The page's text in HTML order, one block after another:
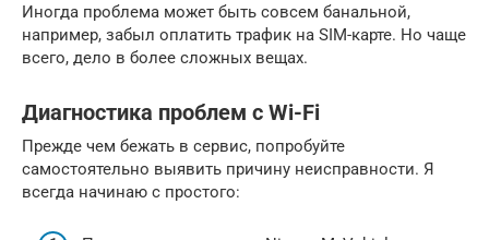
Иногда проблема может быть совсем банальной,
например, забыл оплатить трафик на SIM-карте. Но чаще
всего, дело в более сложных вещах.
Диагностика проблем с Wi-Fi
Прежде чем бежать в сервис, попробуйте
самостоятельно выявить причину неисправности. Я
всегда начинаю с простого: